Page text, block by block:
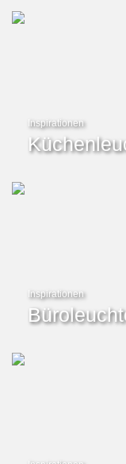
Inspirationen
Inspirationen